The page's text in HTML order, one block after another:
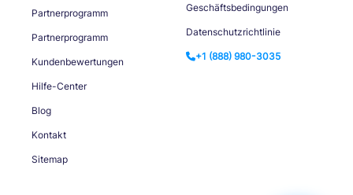
Partnerprogramm
Partnerprogramm
Kundenbewertungen
Hilfe-Center
Blog
Kontakt
Sitemap
Geschäftsbedingungen
Datenschutzrichtlinie
+1 (888) 980-3035